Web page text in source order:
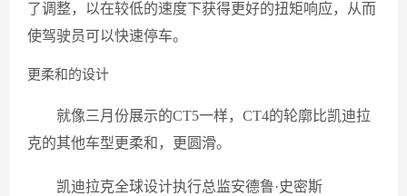
了调整，以在较低的速度下获得更好的扭矩响应，从而
使驾驶员可以快速停车。
更柔和的设计
就像三月份展示的CT5一样，CT4的轮廓比凯迪拉
克的其他车型更柔和，更圆滑。
凯迪拉克全球设计执行总监安德鲁·史密斯